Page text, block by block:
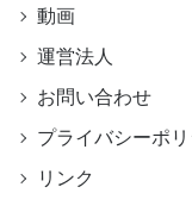
動画
運営法人
お問い合わせ
プライバシーポ
リンク